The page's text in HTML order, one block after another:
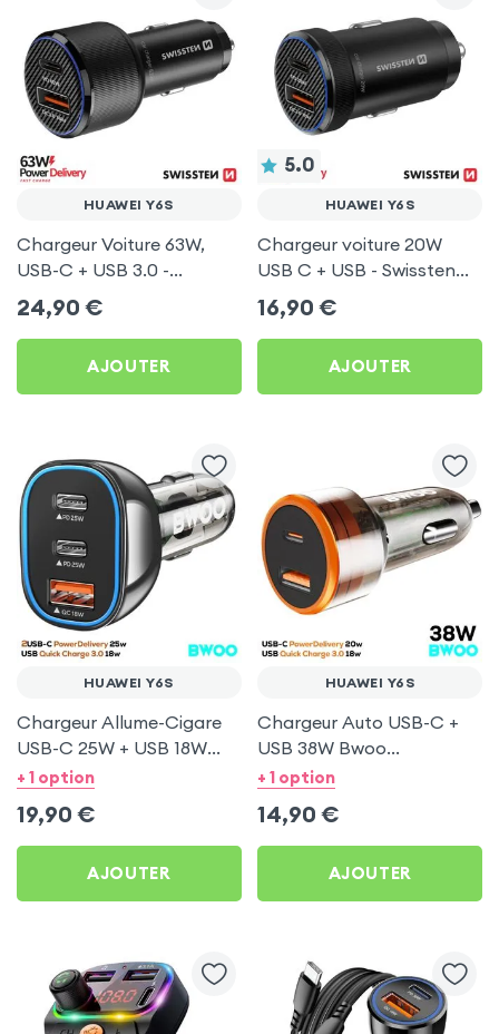
HUAWEI Y6S
Chargeur Voiture 63W,
USB-C + USB 3.0 -
Swissten pour Huawei Y6S
24,90 €
AJOUTER
5.0
HUAWEI Y6S
Chargeur voiture 20W
USB C + USB - Swissten
pour Huawei Y6S
16,90 €
AJOUTER
HUAWEI Y6S
Chargeur Allume-Cigare
USB-C 25W + USB 18W
Bwoo pour Huawei Y6S
+ 1 option
19,90 €
AJOUTER
HUAWEI Y6S
Chargeur Auto USB-C +
USB 38W Bwoo
Transparent pour Huawei
+ 1 option
14,90 €
AJOUTER